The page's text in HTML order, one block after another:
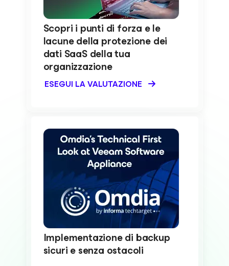
Scopri i punti di forza e le
lacune della protezione dei
dati SaaS della tua
organizzazione
ESEGUI LA VALUTAZIONE
Implementazione di backup
sicuri e senza ostacoli